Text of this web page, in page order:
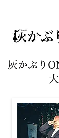
灰かぶり